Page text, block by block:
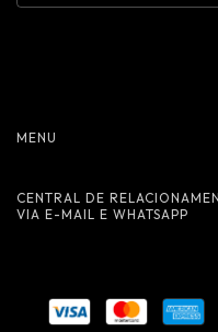
MENU
CENTRAL DE
VIA E-MAIL E WHATSAPP